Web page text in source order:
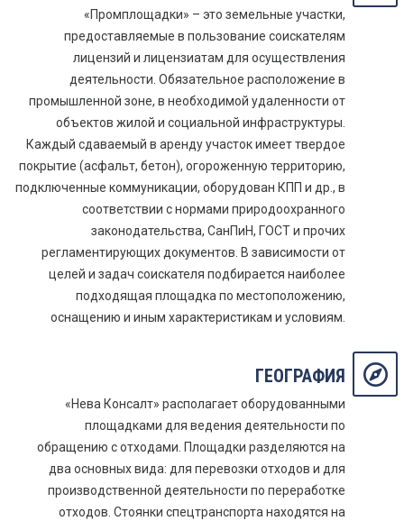
«Промплощадки» – это земельные участки,
предоставляемые в пользование соискателям
лицензий и лицензиатам для осуществления
деятельности. Обязательное расположение в
промышленной зоне, в необходимой удаленности от
объектов жилой и социальной инфраструктуры.
Каждый сдаваемый в аренду участок имеет твердое
покрытие (асфальт, бетон), огороженную территорию,
подключенные коммуникации, оборудован КПП и др., в
соответствии с нормами природоохранного
законодательства, СанПиН, ГОСТ и прочих
регламентирующих документов. В зависимости от
целей и задач соискателя подбирается наиболее
подходящая площадка по местоположению,
оснащению и иным характеристикам и условиям.
ГЕОГРАФИЯ
«Нева Консалт» располагает оборудованными
площадками для ведения деятельности по
обращению с отходами. Площадки разделяются на
два основных вида: для перевозки отходов и для
производственной деятельности по переработке
отходов. Стоянки спецтранспорта находятся на